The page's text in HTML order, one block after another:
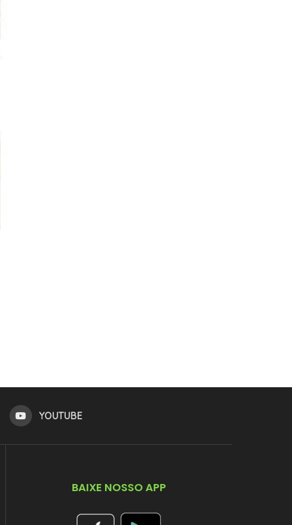
YOUTUBE
BAIXE NOSSO APP